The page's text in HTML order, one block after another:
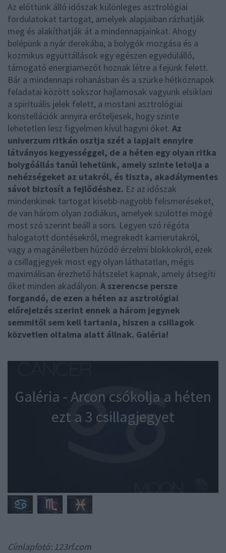
Az előttünk álló időszak különleges asztrológiai
fordulatokat tartogat, amelyek alapjaiban rázhatják
meg és alakíthatják át a mindennapjainkat. Ahogy
belépünk a nyár derekába, a bolygók mozgása és a
kozmikus együttállások egy egészen egyedülálló,
támogató energiamezőt hoznak létre a fejünk felett.
Bár a mindennapi rohanásban és a szürke hétköznapok
feladatai között sokszor hajlamosak vagyunk elsiklani
a spirituális jelek felett, a mostani asztrológiai
konstellációk annyira erőteljesek, hogy szinte
lehetetlen lesz figyelmen kívül hagyni őket. Az
univerzum ritkán osztja szét a lapjait ennyire
látványos kegyességgel, de a héten egy olyan ritka
bolygóállás tanúi lehetünk, amely szinte letolja a
nehézségeket az utakról, és tiszta, akadálymentes
sávot biztosít a fejlődéshez. Ez az időszak
mindenkinek tartogat kisebb-nagyobb felismeréseket,
de van három olyan zodiákus, amelyek szülöttei mögé
most szó szerint beáll a sors. Legyen szó régóta
halogatott döntésekről, megrekedt karrierutakról,
vagy a magánéletben húzódó érzelmi blokkokról, ezek
a csillagjegyek most egy olyan láthatatlan, mégis
maximálisan érezhető hátszelet kapnak, amely átsegíti
őket minden akadályon. A szerencse persze
forgandó, de ezen a héten az asztrológiai
előrejelzés szerint ennek a három jegynek
semmitől sem kell tartania, hiszen a csillagok
közvetlen oltalma alatt állnak. Galéria!
Galéria - Arcon csókolja a héten
ezt a 3 csillagjegyet
Címlapfotó: 123rf.com